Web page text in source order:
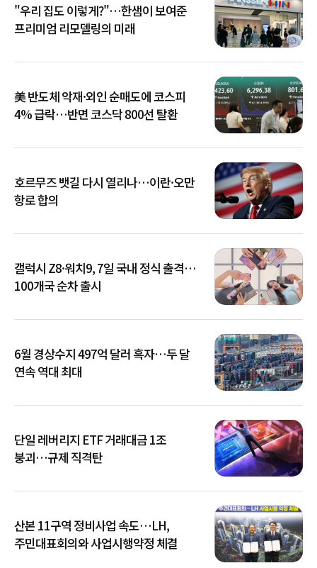
"우리 집도 이렇게?"…한샘이 보여준
프리미엄 리모델링의 미래
美 반도체 악재·외인 순매도에 코스피
4% 급락…반면 코스닥 800선 탈환
호르무즈 뱃길 다시 열리나…이란·오만
항로 합의
갤럭시 Z8·워치9, 7일 국내 정식 출격…
100개국 순차 출시
6월 경상수지 497억 달러 흑자…두 달
연속 역대 최대
단일 레버리지 ETF 거래대금 1조
붕괴…규제 직격탄
산본 11구역 정비사업 속도…LH,
주민대표회의와 사업시행약정 체결